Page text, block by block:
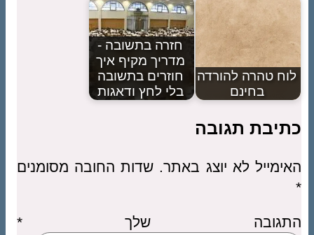
לוח טהרה להורדה
בחינם
חזרה בתשובה -
מדריך מקיף איך
חוזרים בתשובה
בלי לחץ ודאגות
כתיבת תגובה
האימייל לא יוצג באתר. שדות החובה מסומנים
*
התגובה שלך*